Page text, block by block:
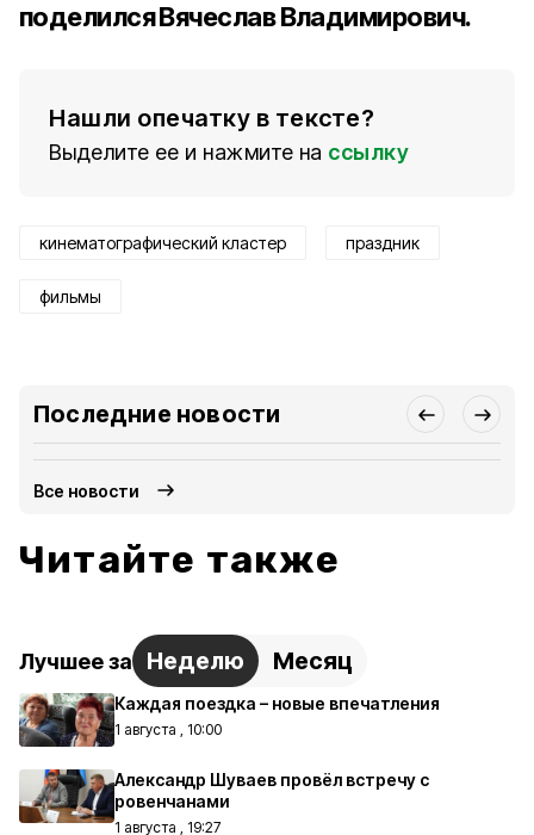
поделился Вячеслав Владимирович.
Нашли опечатку в тексте?
Выделите ее и нажмите на ссылку
кинематографический кластер праздник
фильмы
Последние новости
Все новости
Читайте также
Лучшее за Неделю Месяц
Каждая поездка – новые впечатления
1 августа , 10:00
Александр Шуваев провёл встречу с
ровенчанами
1 августа , 19:27